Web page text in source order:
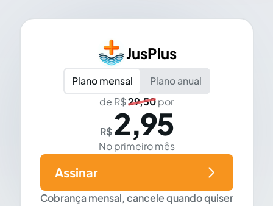
JusPlus
Plano mensal
Plano anual
de R$29,50por
R$ 2,95
No primeiro mês
Cobrança mensal, cancele quando quiser
Assinar